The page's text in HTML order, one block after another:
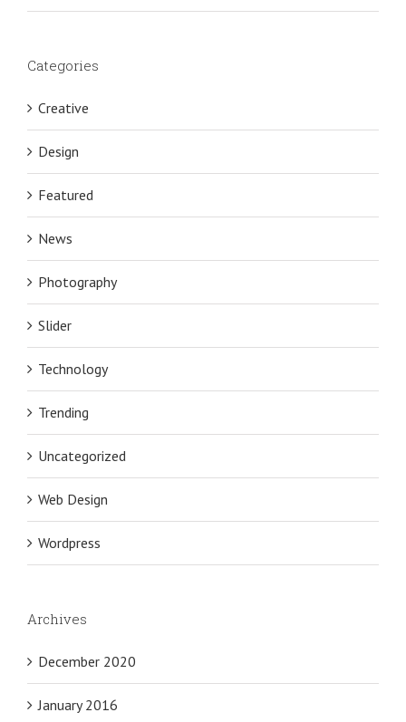
Categories
Creative
Design
Featured
News
Photography
Slider
Technology
Trending
Uncategorized
Web Design
Wordpress
Archives
December 2020
January 2016